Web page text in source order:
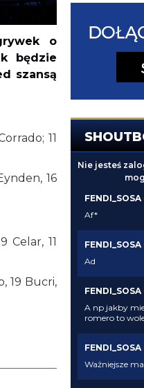
o
będzie
szansą
11
16
Celar, 11
19 Bucri,
Nie jesteś
FENDI_SOSA
Af*
FENDI_SOSA
Ad
FENDI_SOSA
A np jakby
romero to
FENDI_SOSA
Ważniejsze